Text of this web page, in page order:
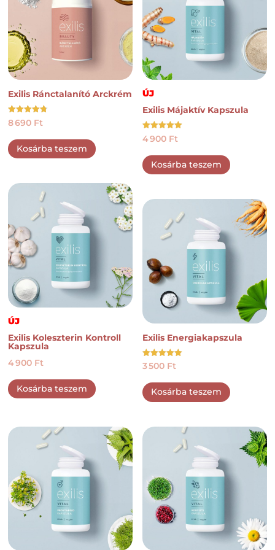
Exilis Ránctalanító Arckrém
Értékelés:
4.73
8 690 Ft
Kosárba teszem
ÚJ
Exilis Májaktív Kapszula
Értékelés:
5.00
4 900 Ft
Kosárba teszem
ÚJ
Exilis Koleszterin Kontroll
Kapszula
4 900 Ft
Kosárba teszem
Exilis Energiakapszula
Értékelés:
5.00
3 500 Ft
Kosárba teszem